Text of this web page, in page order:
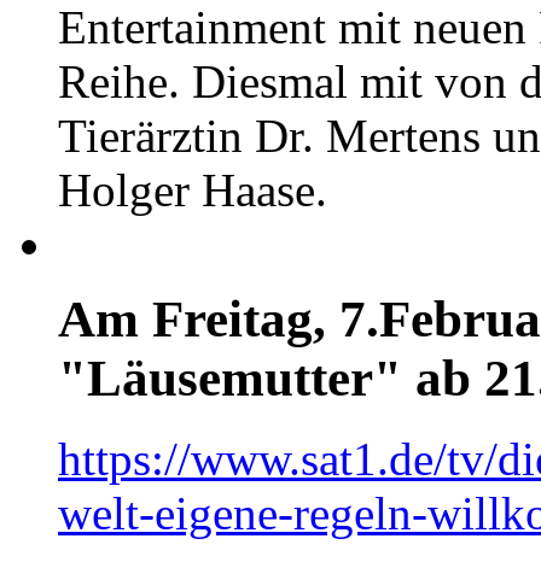
Entertainment mit
Reihe. Diesmal mit von
Tierärztin Dr. Mertens
Holger Haase.
Am Freitag,
"Läusemutter" ab
https://www.sat1.de/tv/
welt-eigene-regeln-